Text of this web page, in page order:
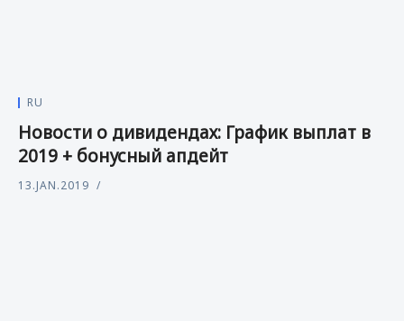
RU
Новости о дивидендах: График выплат в
2019 + бонусный апдейт
13.JAN.2019